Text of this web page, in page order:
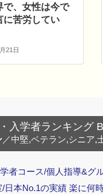
で、女性は今で
に苦労してい
21日
入学者ランキング
／中堅,ベテラン,シニア,
者コース/個人指導&グ
本No.1の実績 楽に何